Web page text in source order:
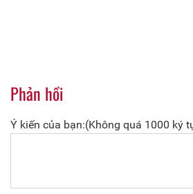
Phản hồi
Ý kiến của bạn:(Không quá 1000 ký